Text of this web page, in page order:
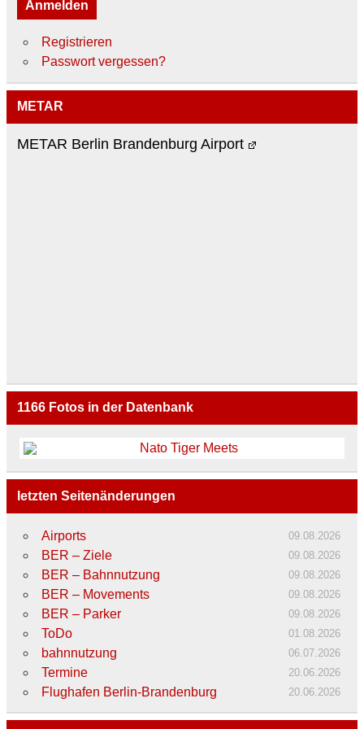
Anmelden
Registrieren
Passwort vergessen?
METAR
METAR Berlin Brandenburg Airport
1166Fotos in der Datenbank
letzten Seitenänderungen
Airports 09.08.2026
BER – Ziele 09.08.2026
BER – Bahnnutzung 09.08.2026
BER – Movements 09.08.2026
BER – Parker 09.08.2026
ToDo 01.08.2026
bahnnutzung 06.07.2026
Termine 20.06.2026
Flughafen Berlin-Brandenburg 20.06.2026